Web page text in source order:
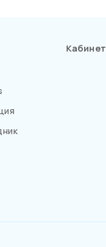
Кабинет